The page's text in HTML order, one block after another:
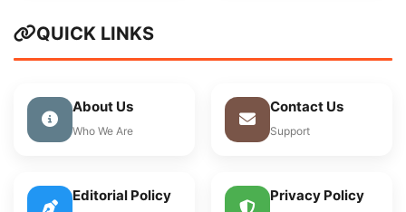
QUICK LINKS
About Us
Who We Are
Contact Us
Support
Editorial Policy Privacy Policy